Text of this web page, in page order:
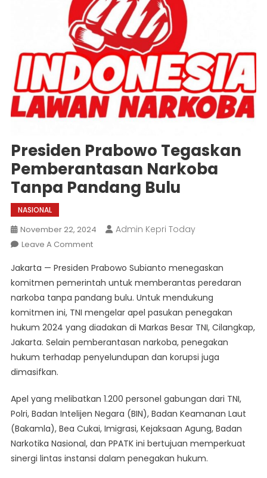
Presiden Prabowo Tegaskan
Pemberantasan Narkoba
Tanpa Pandang Bulu
NASIONAL
November 22, 2024 Admin Kepri Today
Leave A CommentOn
Prabowo
Tegaskan
Pemberantasan
Narkoba
Tanpa
Pandang
Bulu
Jakarta — Presiden Prabowo Subianto menegaskan
komitmen pemerintah untuk memberantas peredaran
narkoba tanpa pandang bulu. Untuk mendukung
komitmen ini, TNI mengelar apel pasukan penegakan
hukum 2024 yang diadakan di Markas Besar TNI, Cilangkap,
Jakarta. Selain pemberantasan narkoba, penegakan
hukum terhadap penyelundupan dan korupsi juga
dimasifkan.
Apel yang melibatkan 1.200 personel gabungan dari TNI,
Polri, Badan Intelijen Negara (BIN), Badan Keamanan Laut
(Bakamla), Bea Cukai, Imigrasi, Kejaksaan Agung, Badan
Narkotika Nasional, dan PPATK ini bertujuan memperkuat
sinergi lintas instansi dalam penegakan hukum.